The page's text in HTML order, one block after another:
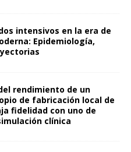
intensivos en la era de
Epidemiología,
rendimiento de un
de fabricación local de
fidelidad con uno de
clínica